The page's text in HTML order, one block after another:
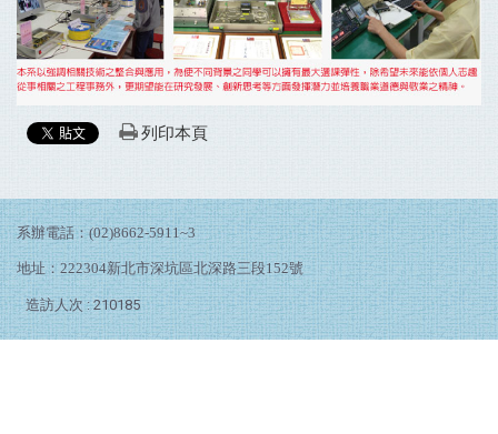
列印本頁
系辦電話：(02)8662-5911~3
地址：222304新北市深坑區北深路三段152號
造訪人次 : 210185